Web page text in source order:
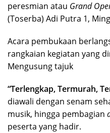
peresmian atau Grand
(Toserba) Adi Putra 1,
​Acara pembukaan
rangkaian kegiatan yang
Mengusung tajuk
“Terlengkap, Termurah,
diawali dengan senam
musik, hingga pembagian
peserta yang hadir.